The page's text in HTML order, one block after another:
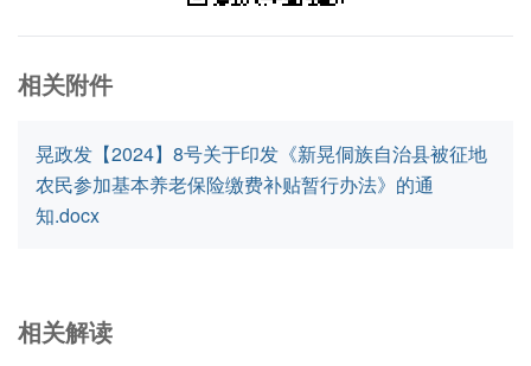
相关附件
晃政发【2024】8号关于印发《新晃侗族自治县被征地
农民参加基本养老保险缴费补贴暂行办法》的通
知.docx
相关解读